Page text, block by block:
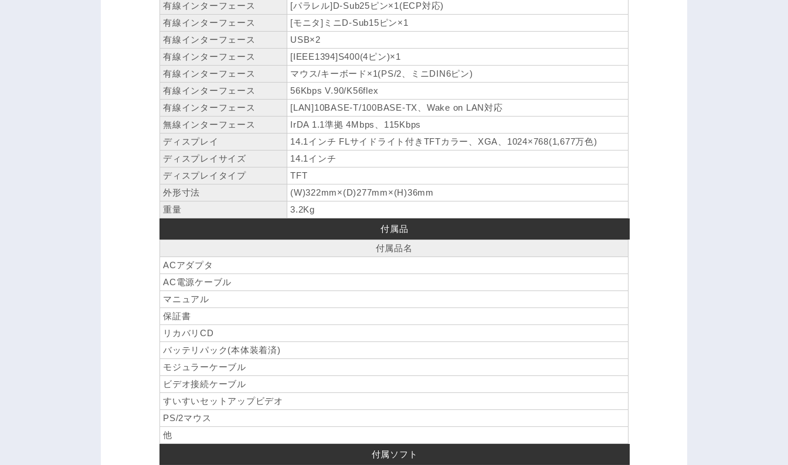
有線インターフェース
[パラレル]D-Sub25ピン×1(ECP対応)
有線インターフェース
[モニタ]ミニD-Sub15ピン×1
有線インターフェース
USB×2
有線インターフェース
[IEEE1394]S400(4ピン)×1
有線インターフェース
マウス/キーボード×1(PS/2、ミニDIN6ピン)
有線インターフェース
56Kbps V.90/K56flex
有線インターフェース
[LAN]10BASE-T/100BASE-TX、Wake on LAN対応
無線インターフェース
IrDA 1.1準拠 4Mbps、115Kbps
ディスプレイ
14.1インチ FLサイドライト付きTFTカラー、XGA、1024×768(1,677万色)
ディスプレイサイズ
14.1インチ
ディスプレイタイプ
TFT
外形寸法
(W)322mm×(D)277mm×(H)36mm
重量
3.2Kg
付属品
付属品名
ACアダプタ
AC電源ケーブル
マニュアル
保証書
リカバリCD
バッテリパック(本体装着済)
モジュラーケーブル
ビデオ接続ケーブル
すいすいセットアップビデオ
PS/2マウス
他
付属ソフト